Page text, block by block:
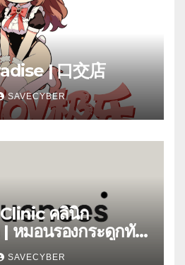
| 口交店
SAVECYBER
คลินิก
หมอนรองกระดูกทับ
SAVECYBER